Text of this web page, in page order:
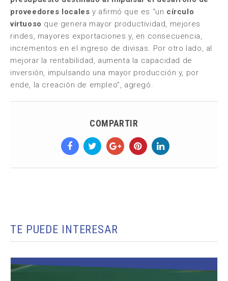
proveedores locales y afirmó que es “un círculo
virtuoso que genera mayor productividad, mejores
rindes, mayores exportaciones y, en consecuencia,
incrementos en el ingreso de divisas. Por otro lado, al
mejorar la rentabilidad, aumenta la capacidad de
inversión, impulsando una mayor producción y, por
ende, la creación de empleo”, agregó.
COMPARTIR
TE PUEDE INTERESAR